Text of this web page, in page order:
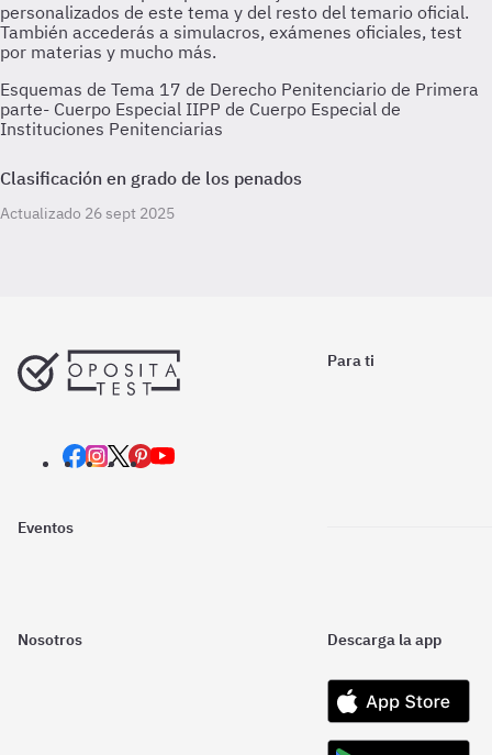
Esquemas de Tema 17 de Derecho Penitenciario de Primera
parte- Cuerpo Especial IIPP de Cuerpo Especial de
Instituciones Penitenciarias
Clasificación en grado de los penados
Actualizado 26 sept 2025
Para ti
Eventos
Nosotros Descarga la app